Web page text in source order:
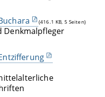
(416.1 KB, 5 Seiten)
Denkmalpfleger